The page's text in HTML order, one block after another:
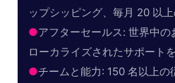
ップシッピング、毎月 20 以上
●アフターセールス: 世界中
ローカライズされたサポート
●チームと能力: 150 名以上の